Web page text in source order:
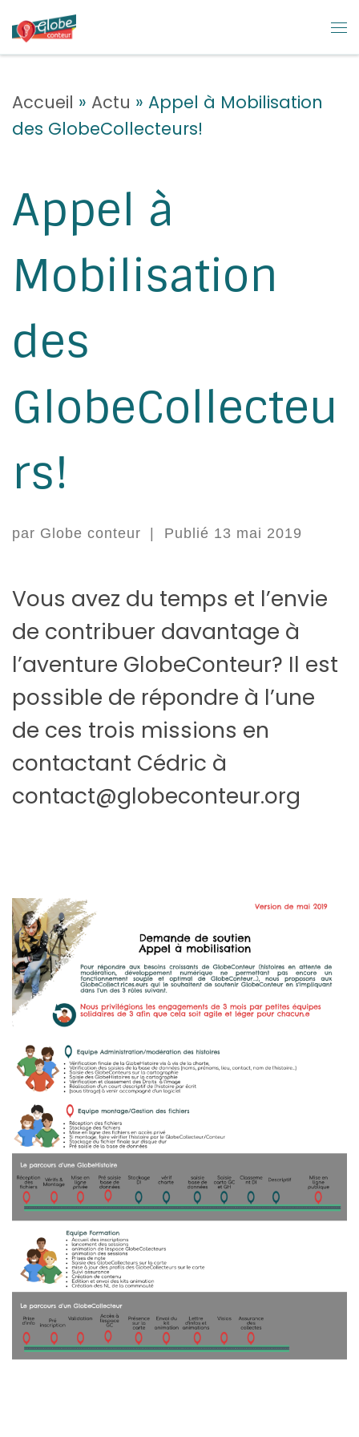
Skip to content
Accueil » Actu » Appel à Mobilisation
des GlobeCollecteurs!
Appel à
Mobilisation
des
GlobeCollecteu
rs!
par Globe conteur | Publié 13 mai 2019
Vous avez du temps et l’envie
de contribuer davantage à
l’aventure GlobeConteur? Il est
possible de répondre à l’une
de ces trois missions en
contactant Cédric à
contact@globeconteur.org